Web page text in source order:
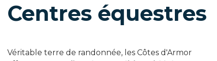
Centres équestres
Véritable terre de randonnée, les Côtes d'Armor